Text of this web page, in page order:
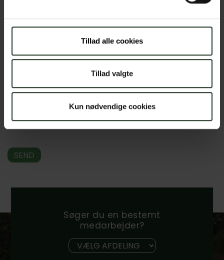
Tillad alle cookies
Tillad valgte
Kun nødvendige cookies
Ja, jeg giver samtykke til at mine personoplysninger
Søger du en bestemt
medarbejder?